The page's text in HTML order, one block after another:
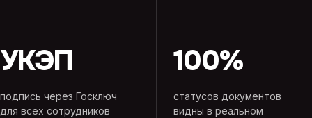
УКЭП
подпись через Госключ
для всех сотрудников
100%
статусов документов
видны в реальном